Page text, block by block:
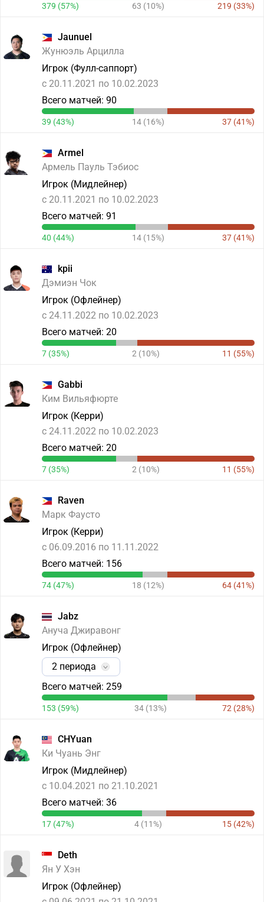
379 (57%) 63 (10%) 219 (33%)
Jaunuel
Жунюэль Арцилла
Игрок (Фулл-саппорт)
c 20.11.2021 по 10.02.2023
Всего матчей: 90
39 (43%) 14 (16%) 37 (41%)
Armel
Армель Пауль Тэбиос
Игрок (Мидлейнер)
c 20.11.2021 по 10.02.2023
Всего матчей: 91
40 (44%) 14 (15%) 37 (41%)
kpii
Дэмиэн Чок
Игрок (Офлейнер)
c 24.11.2022 по 10.02.2023
Всего матчей: 20
7 (35%) 2 (10%) 11 (55%)
Gabbi
Ким Вильяфюрте
Игрок (Керри)
c 24.11.2022 по 10.02.2023
Всего матчей: 20
7 (35%) 2 (10%) 11 (55%)
Raven
Марк Фаусто
Игрок (Керри)
c 06.09.2016 по 11.11.2022
Всего матчей: 156
74 (47%) 18 (12%) 64 (41%)
Jabz
Ануча Джиравонг
Игрок (Офлейнер)
2 периода
Всего матчей: 259
153 (59%) 34 (13%) 72 (28%)
CHYuan
Ки Чуань Энг
Игрок (Мидлейнер)
c 10.04.2021 по 21.10.2021
Всего матчей: 36
17 (47%) 4 (11%) 15 (42%)
Deth
Ян У Хэн
Игрок (Офлейнер)